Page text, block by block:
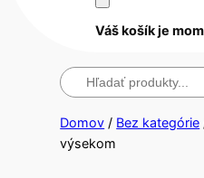
Váš košík je
Hľadanie
Domov / Bez kategórie
výsekom